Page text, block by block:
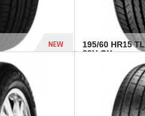
NEW
955 Dhs
195/60 HR15 TL
88H GY...